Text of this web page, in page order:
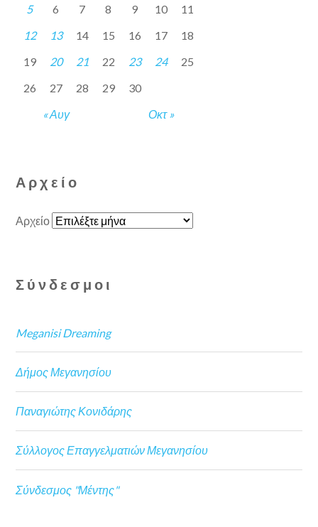
« Αυγ Οκτ »
5
6 7 8 9 10
11
12
13 14 15 16 17
18
19
20 21 22 23 24
25
26
27 28 29 30
Αρχείο
Αρχείο
Σύνδεσμοι
Meganisi Dreaming
Δήμος Μεγανησίου
Παναγιώτης Κονιδάρης
Σύλλογος Επαγγελματιών Μεγανησίου
Σύνδεσμος "Μέντης"